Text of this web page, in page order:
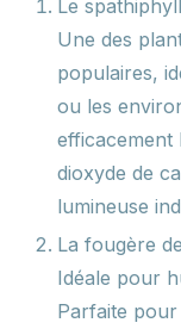
Le
Une des
populaires,
ou les
efficacement
dioxyde de
lumineuse
La fougère
Idéale pour
Parfaite